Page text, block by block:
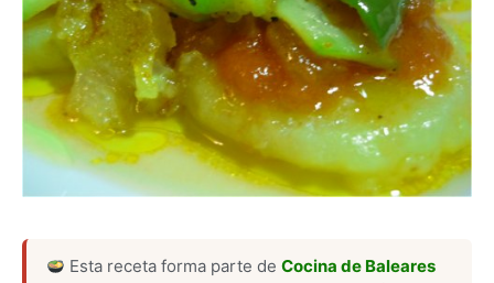
Esta receta forma parte deCocina de Baleares